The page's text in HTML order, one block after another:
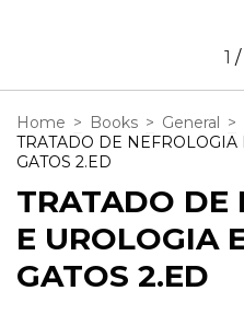
1 /
Home > Books > General >
TRATADO DE NEFROLOGIA
GATOS 2.ED
TRATADO DE
E UROLOGIA
GATOS 2.ED